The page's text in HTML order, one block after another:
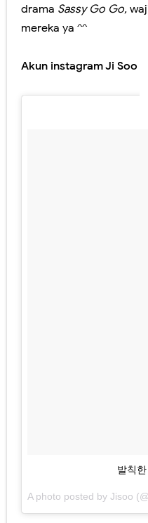
drama Sassy Go Go,
mereka ya ^^
Akun instagram Ji Soo
발칙한
A photo posted by Jisoo